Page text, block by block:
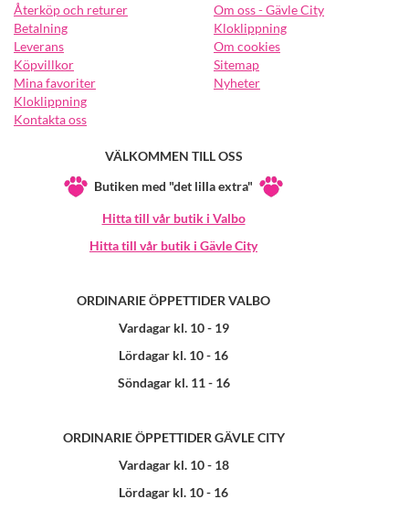
Återköp och returer
Betalning
Leverans
Köpvillkor
Mina favoriter
Kloklippning
Kontakta oss
Om oss - Gävle City
Kloklippning
Om cookies
Sitemap
Nyheter
VÄLKOMMEN TILL OSS
Butiken med "det lilla extra"
Hitta till vår butik i Valbo
Hitta till vår butik i Gävle City
ORDINARIE ÖPPETTIDER VALBO
Vardagar kl. 10 - 19
Lördagar kl. 10 - 16
Söndagar kl. 11 - 16
ORDINARIE ÖPPETTIDER GÄVLE CITY
Vardagar kl. 10 - 18
Lördagar kl. 10 - 16